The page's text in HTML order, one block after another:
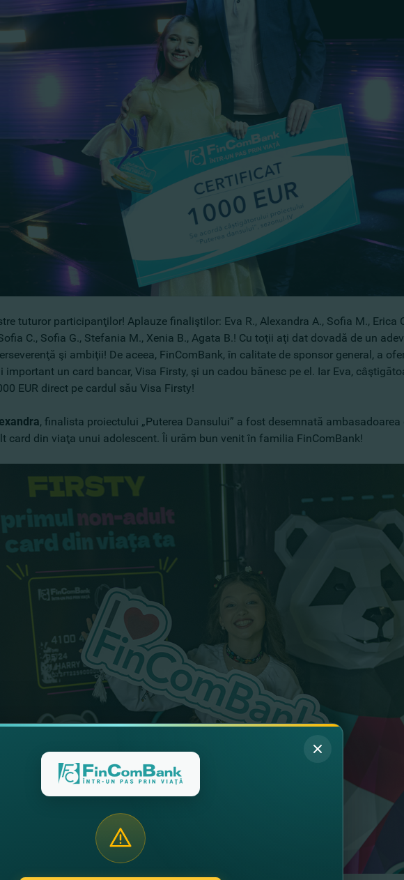
tuturor participanţilor! Aplauze finaliştilor: Eva R., Alexandra A., Sofia M., Erica
C., Sofia G., Stefania M., Xenia B., Agata B.! Cu toţii aţi dat dovadă de un
şi ambiţii! De aceea, FinComBank, în calitate de sponsor general, a
important un card bancar, Visa Firsty, şi un cadou bănesc pe el. Iar Eva,
EUR direct pe cardul său Visa Firsty!
, finalista proiectului „Puterea Dansului” a fost desemnată ambasadoarea
card din viaţa unui adolescent. Îi urăm bun venit în familia FinComBank!